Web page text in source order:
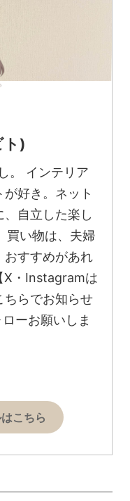
)
。 インテリア
好き。ネット
自立した楽し
買い物は、夫婦
おすすめがあれ
X・Instagramは
ちらでお知らせ
ーお願いしま
こちら